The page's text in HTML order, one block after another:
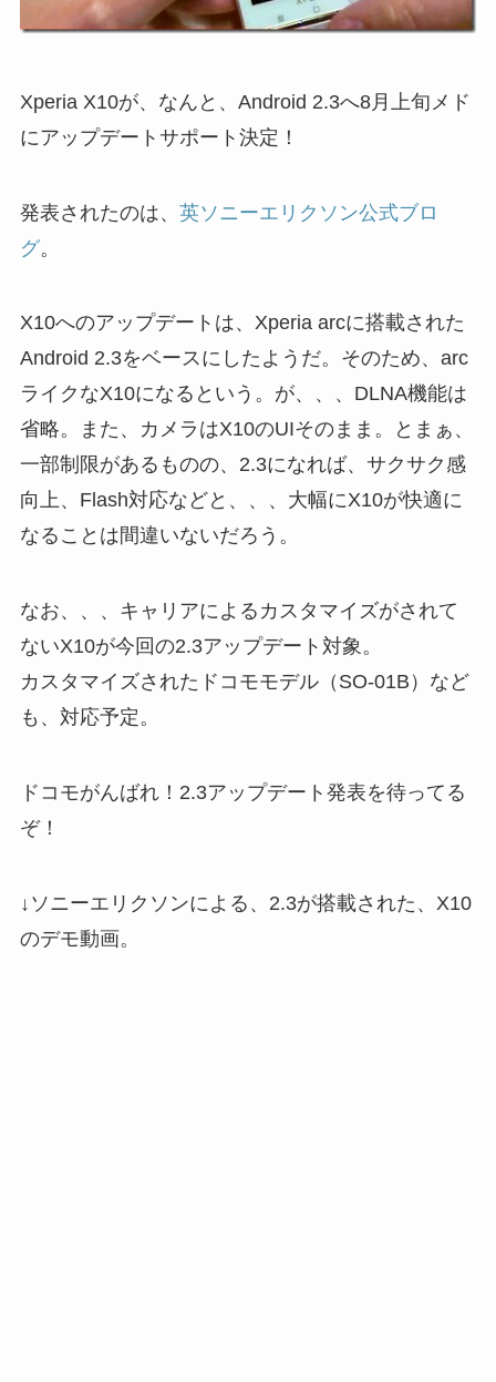
Xperia X10が、なんと、Android 2.3へ8月上旬メド
にアップデートサポート決定！
発表されたのは、 英ソニーエリクソン公式ブロ
グ。
X10へのアップデートは、Xperia arcに搭載された
Android 2.3をベースにしたようだ。そのため、arc
ライクなX10になるという。が、、、DLNA機能は
省略。また、カメラはX10のUIそのまま。とまぁ、
一部制限があるものの、2.3になれば、サクサク感
向上、Flash対応などと、、、大幅にX10が快適に
なることは間違いないだろう。
なお、、、キャリアによるカスタマイズがされて
ないX10が今回の2.3アップデート対象。
カスタマイズされたドコモモデル（SO-01B）など
も、対応予定。
ドコモがんばれ！2.3アップデート発表を待ってる
ぞ！
↓ソニーエリクソンによる、2.3が搭載された、X10
のデモ動画。